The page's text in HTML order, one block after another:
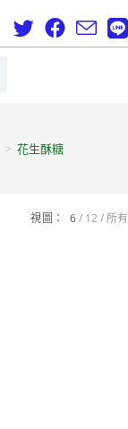
> 花生酥糖
視圖： 6 12 所有